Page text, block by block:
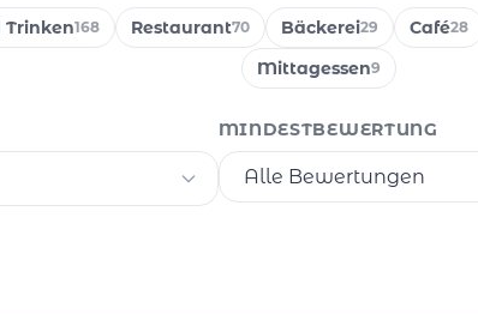
Trinken168 Restaurant70 Bäckerei29 Café28
Mittagessen9
MINDESTBEWERTUNG